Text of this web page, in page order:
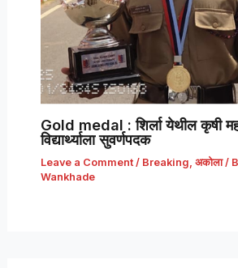
Gold medal : शिर्ला येथील कृषी
विद्यार्थ्याला सुवर्णपदक
Leave a Comment / Breaking, अकोला/
Wankhade